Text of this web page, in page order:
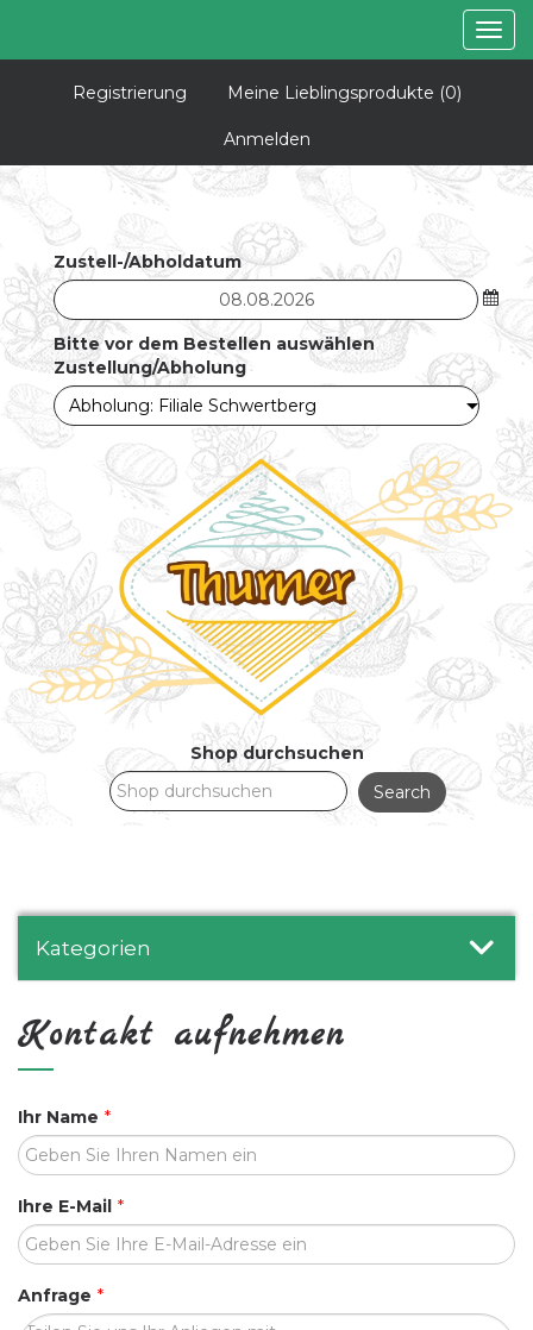
Registrierung Meine Lieblingsprodukte (0)
Anmelden
Zustell-/Abholdatum
Bitte vor dem Bestellen auswählen
Zustellung/Abholung
Shop durchsuchen
Kategorien
Kontakt aufnehmen
Ihr Name *
Ihre E-Mail *
Anfrage *